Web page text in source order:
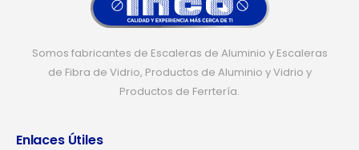
Somos fabricantes de Escaleras de Aluminio y Escaleras
de Fibra de Vidrio, Productos de Aluminio y Vidrio y
Productos de Ferrtería.
Enlaces Útiles